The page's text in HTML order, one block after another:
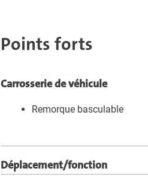
Points forts
Carrosserie de véhicule
Remorque basculable
Déplacement/fonction